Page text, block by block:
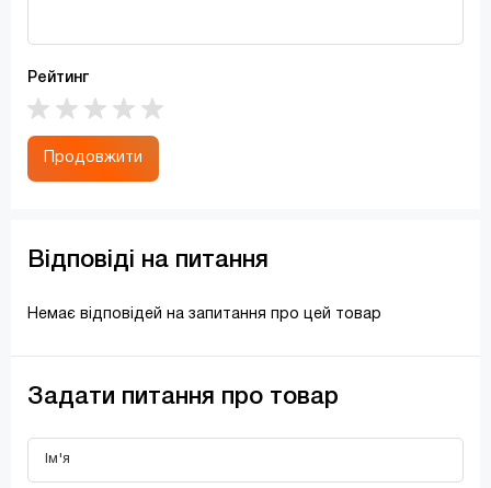
Рейтинг
Продовжити
Відповіді на питання
Немає відповідей на запитання про цей товар
Задати питання про товар